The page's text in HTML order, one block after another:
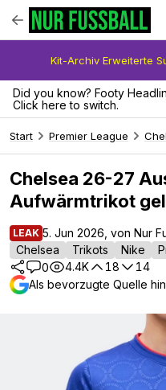
Kit-Archiv Erweiterte
Did you know? Footy
Click here to switch.
Start Premier League
Chelsea 26-27
Aufwärmtrikot
LEAK 5. Jun 2026, von Nur
Chelsea
Trikots Nike
0
4.4K 18
14
Als bevorzugte Quelle